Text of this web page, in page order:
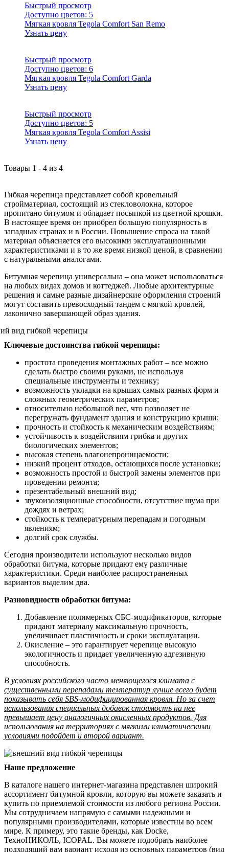
Быстрый просмотр
Доступно цветов: 5
Мягкая кровля Tegola Comfort San Remo
Узнать цену
Быстрый просмотр
Доступно цветов: 6
Мягкая кровля Tegola Comfort Garda
Узнать цену
Быстрый просмотр
Доступно цветов: 5
Мягкая кровля Tegola Comfort Assisi
Узнать цену
Товары 1 - 4 из 4
Гибкая черепица представляет собой кровельный
стройматериал, состоящий из стекловолокна, которое
пропитано битумом и обладает посыпкой из цветной крошки.
В настоящее время он приобрел большую популярность в
западных странах и в России. Повышение спроса на такой
материал объясняется его высокими эксплуатационными
характеристиками и в то же время низкой ценой, в сравнении
с натуральными аналогами.
Битумная черепица универсальна – она может использоваться
на любых видах домов и коттеджей. Любые архитектурные
решения и самые разные дизайнерские оформления строений
могут составить превосходный тандем с мягкой кровлей,
лаконично завершающей образ здания.
Ключевые достоинства гибкой черепицы:
простота проведения монтажных работ – все можно
сделать быстро своими руками, не используя
специальные инструменты и технику;
возможность укладки на крышах самых разных форм и
сложных геометрических параметров;
относительно небольшой вес, что позволяет не
перегружать фундамент здания и конструкцию крыши;
прочность и стойкость к механическим воздействиям;
устойчивость к воздействиям грибка и других
биологических элементов;
высокая степень влагонепроницаемости;
низкий процент отходов, остающихся после установки;
возможность простой и быстрой замены элементов при
проведении ремонта;
презентабельный внешний вид;
звукоизоляционные способности, отсутствие шума при
дождях и ветрах;
стойкость к температурным перепадам и погодным
явлениям;
долгий срок службы.
Сегодня производители используют несколько видов
обработки битума, которые придают ему различные
характеристики. Среди наиболее распространенных
вариантов выделим два.
Разновидности обработки битума:
Добавление полимерных СБС-модификаторов, которые
придают материалу максимальную прочность,
увеличивает пластичность и сроки эксплуатации.
Окисление – это гарантирует черепице высокую
экологичность и придает увеличенную адгезивную
способность.
В условиях российского часто меняющегося климата с
существенными перепадами температур лучше всего будет
показывать себя SBS-модифицированная кровля. Но за счет
использования специальных добавок стоимость на нее
превышает цену аналогичных окисленных продуктов. Для
использования на территориях с мягкими климатическими
условиями подойдет и второй вариант.
Наше предложение
В каталоге нашего интернет-магазина представлен широкий
ассортимент битумной кровли, которую вы можете заказать и
купить по приемлемой стоимости из любого региона России.
Мы сотрудничаем напрямую с самыми надежными и
популярными производителями, которые известны во всем
мире. К примеру, это такие бренды, как Docke,
ТехноНИКОЛЬ, ICOPAL. Вы можете подобрать наиболее
подходящий вам вариант исходя из основных параметров (вид